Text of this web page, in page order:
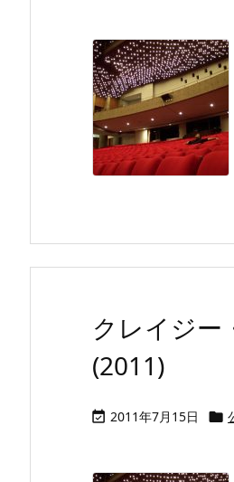
クレイジー
(2011)
 2011年7月15日 